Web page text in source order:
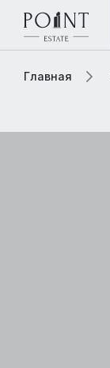
Главная